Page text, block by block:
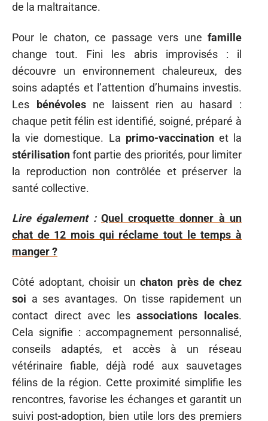
de la maltraitance.
Pour le chaton, ce passage vers une famille
change tout. Fini les abris improvisés : il
découvre un environnement chaleureux, des
soins adaptés et l’attention d’humains investis.
Les bénévolesne laissent rien au hasard :
chaque petit félin est identifié, soigné, préparé à
la vie domestique. La primo-vaccinationet la
stérilisationfont partie des priorités, pour limiter
la reproduction non contrôlée et préserver la
santé collective.
Lire également : Quel croquette donner à un
chat de 12 mois qui réclame tout le temps à
manger ?
Côté adoptant, choisir un chaton près de chez
soi a ses avantages. On tisse rapidement un
contact direct avec lesassociations locales.
Cela signifie : accompagnement personnalisé,
conseils adaptés, et accès à un réseau
vétérinaire fiable, déjà rodé aux sauvetages
félins de la région. Cette proximité simplifie les
rencontres, favorise les échanges et garantit un
suivi post-adoption, bien utile lors des premiers